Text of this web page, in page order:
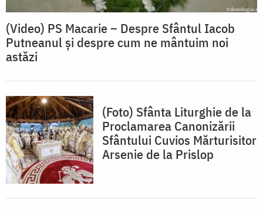
(Video) PS Macarie – Despre Sfântul Iacob
Putneanul și despre cum ne mântuim noi
astăzi
(Foto) Sfânta Liturghie de la
Proclamarea Canonizării
Sfântului Cuvios Mărturisitor
Arsenie de la Prislop